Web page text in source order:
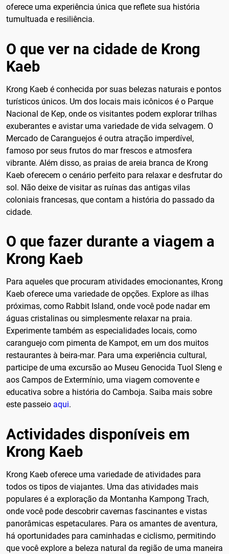
oferece uma experiência única que reflete sua história
tumultuada e resiliência.
O que ver na cidade de Krong
Kaeb
Krong Kaeb é conhecida por suas belezas naturais e pontos
turísticos únicos. Um dos locais mais icônicos é o Parque
Nacional de Kep, onde os visitantes podem explorar trilhas
exuberantes e avistar uma variedade de vida selvagem. O
Mercado de Caranguejos é outra atração imperdível,
famoso por seus frutos do mar frescos e atmosfera
vibrante. Além disso, as praias de areia branca de Krong
Kaeb oferecem o cenário perfeito para relaxar e desfrutar do
sol. Não deixe de visitar as ruínas das antigas vilas
coloniais francesas, que contam a história do passado da
cidade.
O que fazer durante a viagem a
Krong Kaeb
Para aqueles que procuram atividades emocionantes, Krong
Kaeb oferece uma variedade de opções. Explore as ilhas
próximas, como Rabbit Island, onde você pode nadar em
águas cristalinas ou simplesmente relaxar na praia.
Experimente também as especialidades locais, como
caranguejo com pimenta de Kampot, em um dos muitos
restaurantes à beira-mar. Para uma experiência cultural,
participe de uma excursão ao Museu Genocida Tuol Sleng e
aos Campos de Extermínio, uma viagem comovente e
educativa sobre a história do Camboja. Saiba mais sobre
este passeio aqui.
Actividades disponíveis em
Krong Kaeb
Krong Kaeb oferece uma variedade de atividades para
todos os tipos de viajantes. Uma das atividades mais
populares é a exploração da Montanha Kampong Trach,
onde você pode descobrir cavernas fascinantes e vistas
panorâmicas espetaculares. Para os amantes de aventura,
há oportunidades para caminhadas e ciclismo, permitindo
que você explore a beleza natural da região de uma maneira